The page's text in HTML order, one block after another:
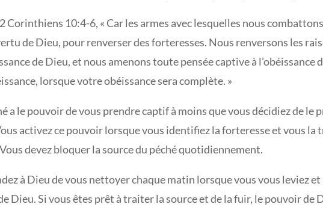
Corinthiens 10:4-6, « Car les armes avec lesquelles nous
de Dieu, pour renverser des forteresses. Nous renversons les
de Dieu, et nous amenons toute pensée captive à
lorsque votre obéissance sera complète. »
a le pouvoir de vous prendre captif à moins que vous décidiez de le
activez ce pouvoir lorsque vous identifiez la forteresse et vous
devez bloquer la source du péché quotidiennement.
à Dieu de vous nettoyer chaque matin lorsque vous vous leviez
Dieu. Si vous êtes prêt à traiter la source et de la fuir, le pouvoir de